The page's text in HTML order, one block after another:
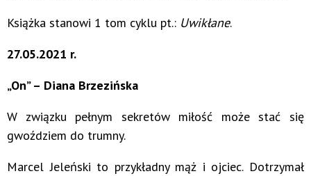
Książka stanowi 1 tom cyklu pt.: Uwikłane.
27.05.2021 r.
„On” – Diana Brzezińska
W związku pełnym sekretów miłość może stać się
gwoździem do trumny.
Marcel Jeleński to przykładny mąż i ojciec. Dotrzymał